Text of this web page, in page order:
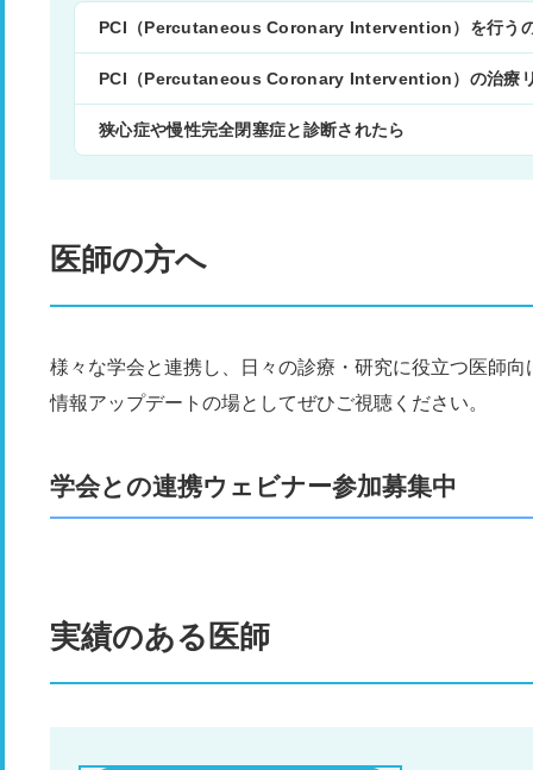
PCI（Percutaneous Coronary Intervention）を行う
PCI（Percutaneous Coronary Intervention）の治療
狭心症や慢性完全閉塞症と診断されたら
医師の方へ
様々な学会と連携し、日々の診療・研究に役立つ医師
情報アップデートの場としてぜひご視聴ください。
学会との連携ウェビナー参加募集中
実績のある医師